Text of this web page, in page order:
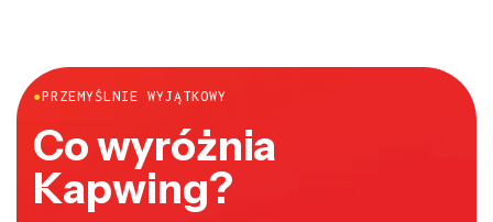
●PRZEMYŚLNIE WYJĄTKOWY
Co wyróżnia
Kapwing?